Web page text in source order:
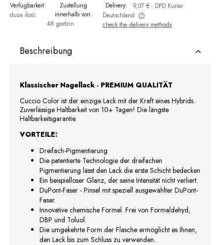
Verfügbarkeit:
duża ilość
Zustellung
innerhalb von:
48 godzin
Delivery: 9,07 € - DPD Kurier
Deutschland
The price does not include any possible payment costs
check the delivery methods
Beschreibung
Klassischer Nagellack - PREMIUM QUALITÄT
Cuccio Color ist der einzige Lack mit der Kraft eines Hybrids.
Zuverlässige Haltbarkeit von 10+ Tagen! Die längste
Haltbarkeitsgarantie.
VORTEILE:
Dreifach-Pigmentierung
Die patentierte Technologie der dreifachen
Pigmentierung lässt den Lack die erste Schicht bedecken
Ein beispielloser Glanz, der seine Intensität nicht verliert.
DuPont-Faser - Pinsel mit speziell ausgewählter DuPont-
Faser.
Innovative chemische Formel. Frei von Formaldehyd,
DBP und Toluol.
Die umgekehrte Form der Flasche ermöglicht es Ihnen,
den Lack bis zum Schluss zu verwenden.